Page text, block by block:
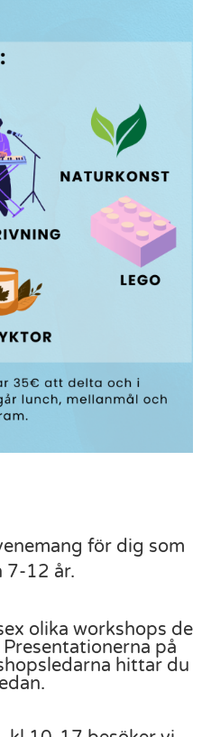
för dig som
7-12 år.
olika workshops de
på
hittar du